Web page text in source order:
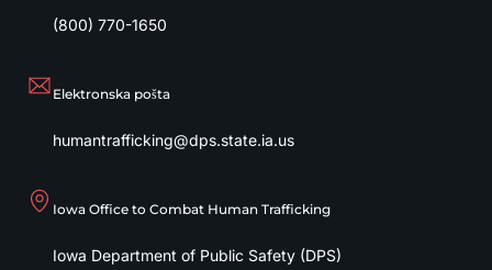
(800) 770-1650
Elektronska pošta
humantrafficking@dps.state.ia.us
Iowa Office to Combat Human Trafficking
Iowa Department of Public Safety (DPS)